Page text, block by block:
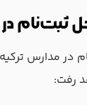
ثبت‌نام
در مدارس
رفت: